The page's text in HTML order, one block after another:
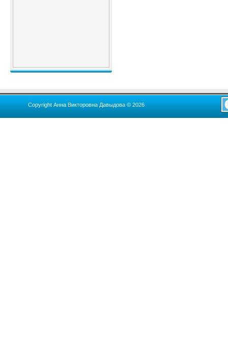
Copyright Анна Викторовна Давыдова © 2026